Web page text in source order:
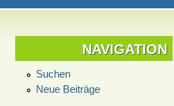
NAVIGATION
Suchen
Neue Beiträge